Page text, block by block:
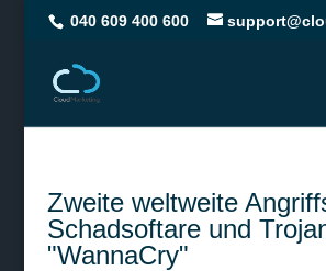
040 609 400 600
Zweite weltweite
Schadsoftare und
"WannaCry"